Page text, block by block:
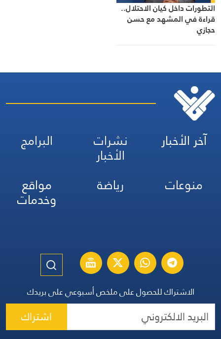
التطورات داخل كيان الاحتلال..
قراءة في المشهد مع حسن
حجازي
آخر الأخبار نشرات
الأخبار
البرامج
منوعات
رياضة مواقع
وخدمات
الاشتراك للحصول على ملخص أسبوعي على بريدك
اشتراك